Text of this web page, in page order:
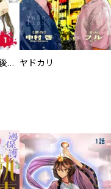
タイプＢ～48時間後、致死率100％～【単話】 ヤドカリ